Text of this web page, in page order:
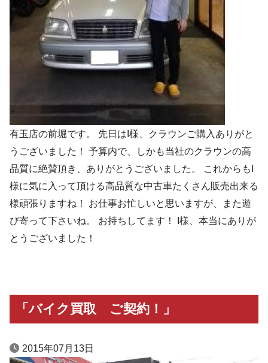
有玉店の前堀です。 先日はI様、クラウンご購入ありがと
うございました！ 予算内で、しかも当社のクラウンの高
品質に絶賛頂き、ありがとうございました。 これからもI
様に気に入って頂ける高品質な中古車たくさん販売出来る
様頑張りますね！ お仕事お忙しいと思いますが、また遊
び寄って下さいね。 お持ちしてます！ I様、本当にありが
とうございました！
「バイク買取 ご契約！」
2015年07月13日